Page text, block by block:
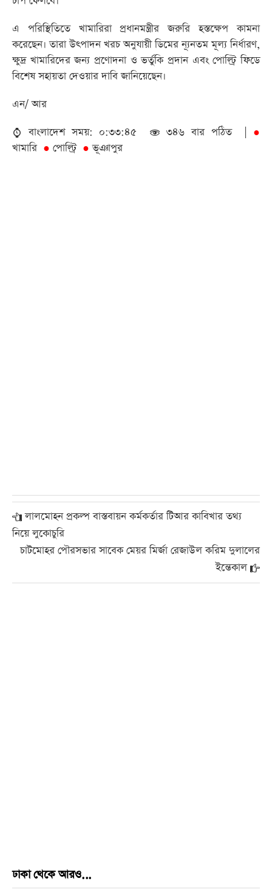
এ পরিস্থিতিতে খামারিরা প্রধানমন্ত্রীর জরুরি হস্তক্ষেপ কামনা
করেছেন। তারা উৎপাদন খরচ অনুযায়ী ডিমের ন্যূনতম মূল্য নির্ধারণ,
ক্ষুদ্র খামারিদের জন্য প্রণোদনা ও ভর্তুকি প্রদান এবং পোল্ট্রি ফিডে
বিশেষ সহায়তা দেওয়ার দাবি জানিয়েছেন।
এন/ আর
বাংলাদেশ সময়: ০:৩৩:৪৫
৩৪৬ বার পঠিত | ●
খামারি ● পোল্ট্রি ● ভূঞাপুর
লালমোহন প্রকল্প বাস্তবায়ন কর্মকর্তার টিআর কাবিখার তথ্য
নিয়ে লুকোচুরি
চাটমোহর পৌরসভার সাবেক মেয়র মির্জা রেজাউল করিম দুলালের
ইন্তেকাল
ঢাকা থেকে আরও...